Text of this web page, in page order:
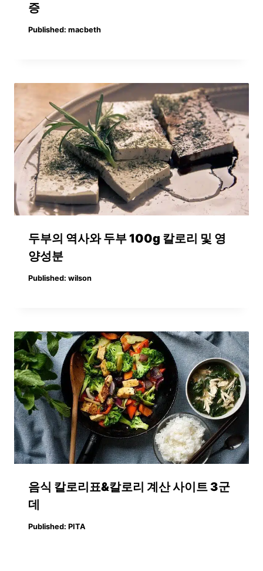
증
Published: macbeth
두부의 역사와 두부 100g 칼로리 및 영
양성분
Published: wilson
음식 칼로리표&칼로리 계산 사이트 3군
데
Published: PITA